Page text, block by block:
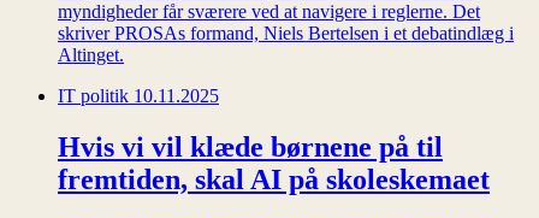
myndigheder får sværere ved at navigere i reglerne. Det
skriver PROSAs formand, Niels Bertelsen i et debatindlæg i
Altinget.
IT politik 10.11.2025
Hvis vi vil klæde børnene på til
fremtiden, skal AI på skoleskemaet